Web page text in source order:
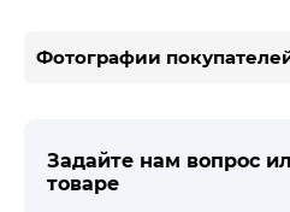
Фотографии
Задайте нам вопрос
товаре